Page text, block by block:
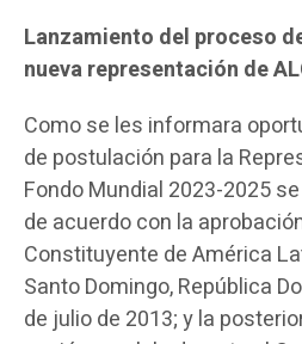
Lanzamiento del proceso
nueva representación de
Como se les informara
de postulación para la
Fondo Mundial 2023-2025
de acuerdo con la
Constituyente de América
Santo Domingo, República
de julio de 2013; y la